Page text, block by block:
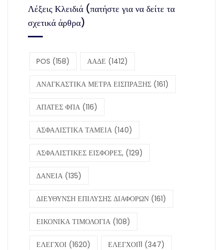
Λέξεις Κλειδιά (πατήστε για να δείτε τα
σχετικά άρθρα)
POS (158) ΑΑΔΕ (1412)
ΑΝΑΓΚΑΣΤΙΚΑ ΜΕΤΡΑ ΕΙΣΠΡΑΞΗΣ (161)
ΑΠΑΤΕΣ ΦΠΑ (116)
ΑΣΦΑΛΙΣΤΙΚΑ ΤΑΜΕΙΑ (140)
ΑΣΦΑΛΙΣΤΙΚΕΣ ΕΙΣΦΟΡΕΣ, (129)
ΔΑΝΕΙΑ (135)
ΔΙΕΥΘΥΝΣΗ ΕΠΙΛΥΣΗΣ ΔΙΑΦΟΡΩΝ (161)
ΕΙΚΟΝΙΚΑ ΤΙΜΟΛΟΓΙΑ (108)
ΕΛΕΓΧΟΙ (1620) ΕΛΕΓΧΟΙ11 (347)